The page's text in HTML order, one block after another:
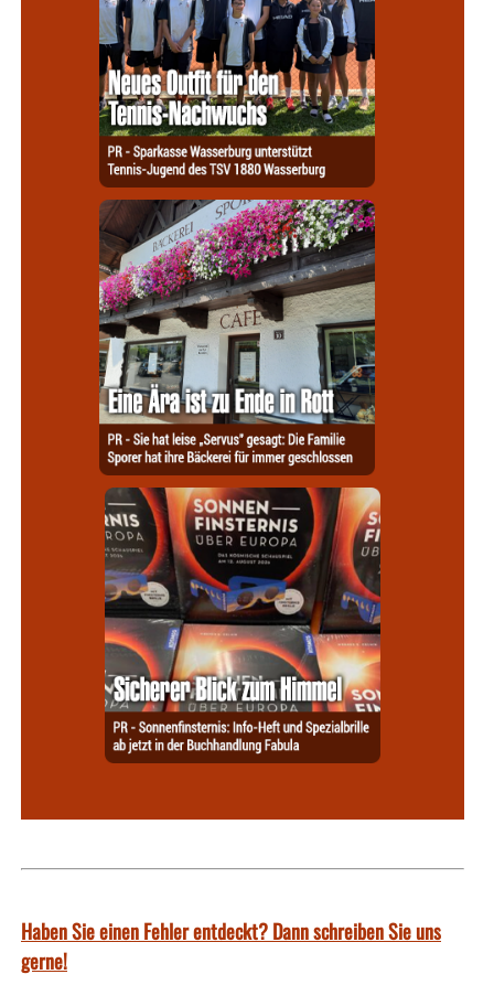
Haben Sie einen Fehler entdeckt? Dann schreiben Sie uns
gerne!